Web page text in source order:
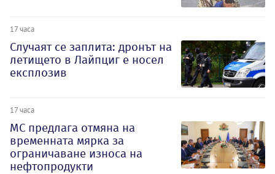
17 часа
Случаят се заплита: дронът на
летището в Лайпциг е носел
експлозив
17 часа
МС предлага отмяна на
временната мярка за
ограничаване износа на
нефтопродукти